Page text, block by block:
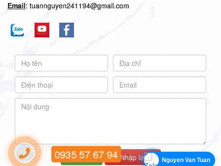
Email: tuannguyen241194@gmail.com
Gửi Nhập lại
0935 57 67 94 Nguyen Van Tuan